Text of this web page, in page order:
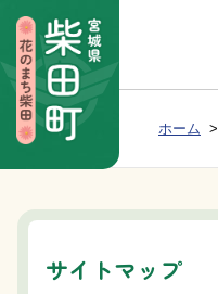
Group NAV 現在位置：
ホーム
サイトマップ